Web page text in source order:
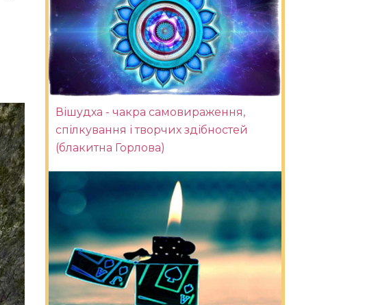
Вішудха - чакра самовираження,
спілкування і творчих здібностей
(блакитна Горлова)